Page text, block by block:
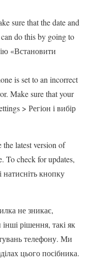
sure that the date and
do this by going to
«Встановити
is set to an incorrect
Make sure that your
> Регіон і вибір
the latest version of
To check for updates,
кнопку
не зникає,
рішення, такі як
телефону. Ми
цього посібника.